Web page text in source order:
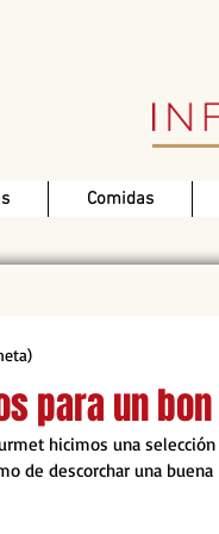
Comidas
para un
hicimos una
de descorchar una